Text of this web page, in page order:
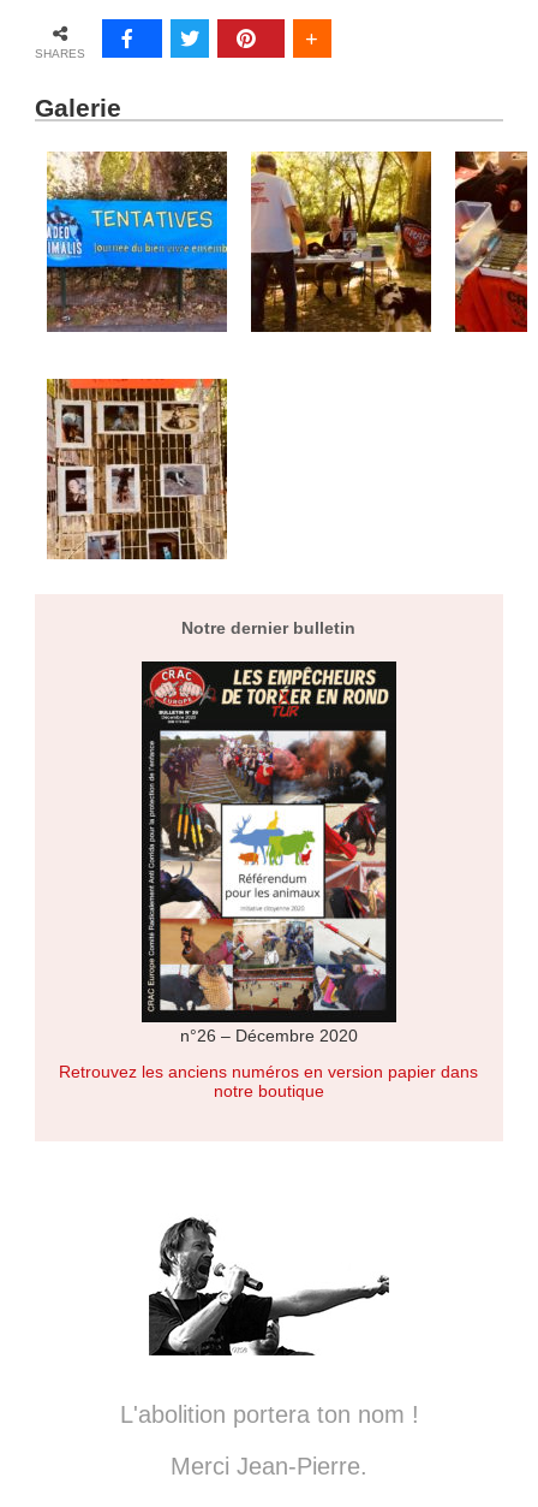
SHARES
Galerie
Notre dernier bulletin
n°26 – Décembre 2020
Retrouvez les anciens numéros en version papier dans
notre boutique
L'abolition portera ton nom !
Merci Jean-Pierre.